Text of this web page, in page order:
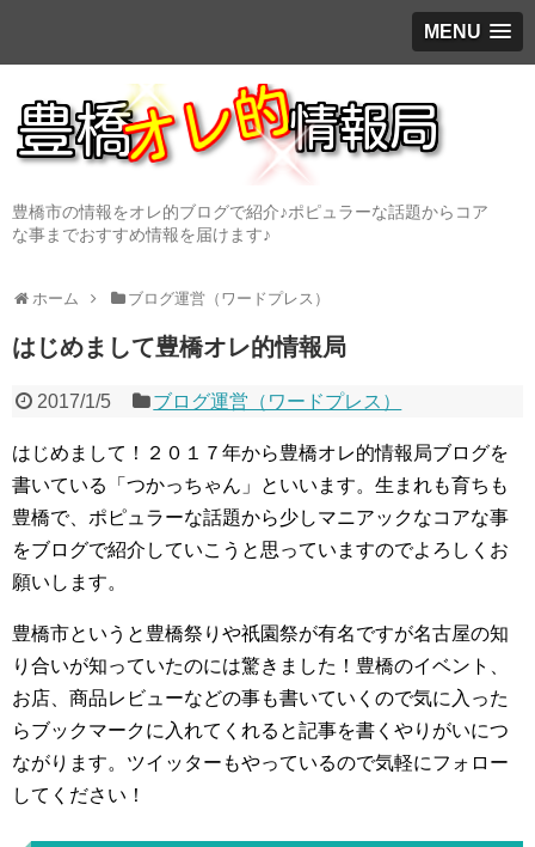
MENU
豊橋市の情報をオレ的ブログで紹介♪ポピュラーな話題からコア
な事までおすすめ情報を届けます♪
ホーム ブログ運営（ワードプレス）
はじめまして豊橋オレ的情報局
2017/1/5 ブログ運営（ワードプレス）
はじめまして！２０１７年から豊橋オレ的情報局ブログを
書いている「つかっちゃん」といいます。生まれも育ちも
豊橋で、ポピュラーな話題から少しマニアックなコアな事
をブログで紹介していこうと思っていますのでよろしくお
願いします。
豊橋市というと豊橋祭りや祇園祭が有名ですが名古屋の知
り合いが知っていたのには驚きました！豊橋のイベント、
お店、商品レビューなどの事も書いていくので気に入った
らブックマークに入れてくれると記事を書くやりがいにつ
ながります。ツイッターもやっているので気軽にフォロー
してください！